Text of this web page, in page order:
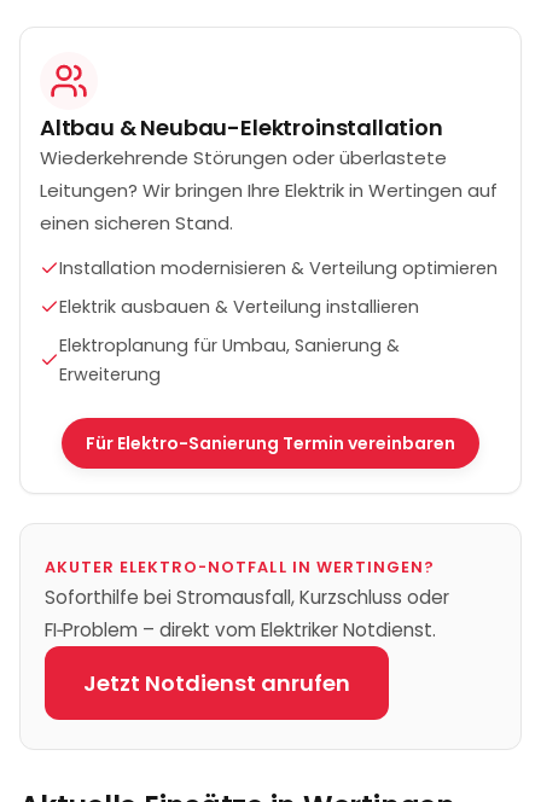
Altbau & Neubau-Elektroinstallation
Wiederkehrende Störungen oder überlastete
Leitungen? Wir bringen Ihre Elektrik in Wertingen auf
einen sicheren Stand.
Installation modernisieren & Verteilung optimieren
Elektrik ausbauen & Verteilung installieren
Elektroplanung für Umbau, Sanierung &
Erweiterung
Für Elektro-Sanierung Termin vereinbaren
AKUTER ELEKTRO-NOTFALL IN WERTINGEN?
Soforthilfe bei Stromausfall, Kurzschluss oder
FI‑Problem – direkt vom Elektriker Notdienst.
Jetzt Notdienst anrufen